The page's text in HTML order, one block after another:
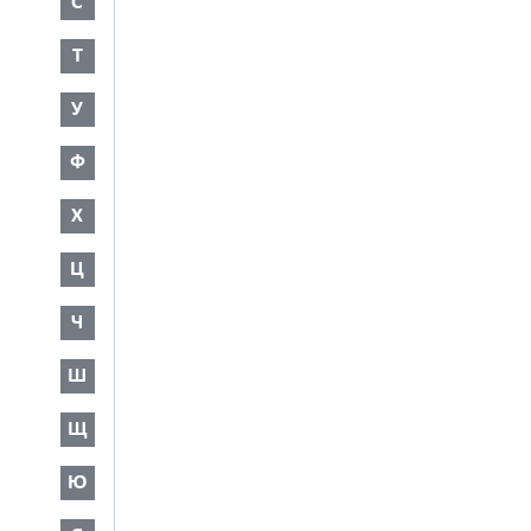
Т
У
Ф
Х
Ц
Ч
Ш
Щ
Ю